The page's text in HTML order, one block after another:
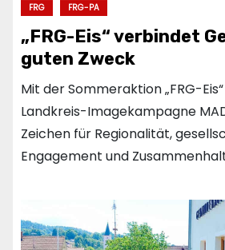
FRG FRG-PA
„FRG-Eis“ verbindet
guten Zweck
Mit der Sommeraktion „FRG-
Landkreis-Imagekampagne
Zeichen für Regionalität,
Engagement und